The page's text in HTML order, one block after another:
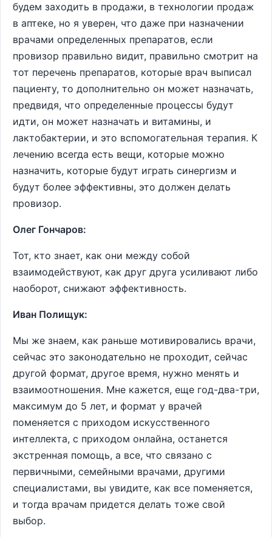
будем заходить в продажи, в технологии продаж
в аптеке, но я уверен, что даже при назначении
врачами определенных препаратов, если
провизор правильно видит, правильно смотрит на
тот перечень препаратов, которые врач выписал
пациенту, то дополнительно он может назначать,
предвидя, что определенные процессы будут
идти, он может назначать и витамины, и
лактобактерии, и это вспомогательная терапия. К
лечению всегда есть вещи, которые можно
назначить, которые будут играть синергизм и
будут более эффективны, это должен делать
провизор.
Олег Гончаров:
Тот, кто знает, как они между собой
взаимодействуют, как друг друга усиливают либо
наоборот, снижают эффективность.
Иван Полищук:
Мы же знаем, как раньше мотивировались врачи,
сейчас это законодательно не проходит, сейчас
другой формат, другое время, нужно менять и
взаимоотношения. Мне кажется, еще год-два-три,
максимум до 5 лет, и формат у врачей
поменяется с приходом искусственного
интеллекта, с приходом онлайна, останется
экстренная помощь, а все, что связано с
первичными, семейными врачами, другими
специалистами, вы увидите, как все поменяется,
и тогда врачам придется делать тоже свой
выбор.